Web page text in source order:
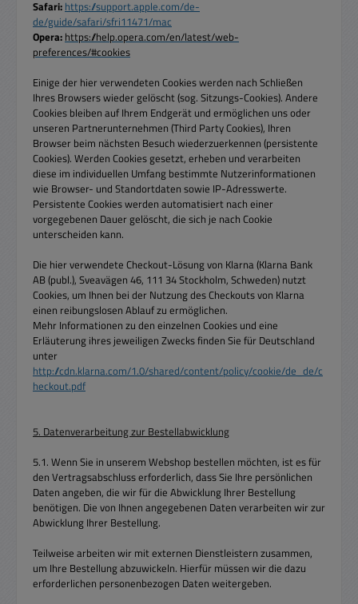
Safari: https://support.apple.com/de-
de/guide/safari/sfri11471/mac
Opera: https://help.opera.com/en/latest/web-
preferences/#cookies
Einige der hier verwendeten Cookies werden nach Schließen
Ihres Browsers wieder gelöscht (sog. Sitzungs-Cookies). Andere
Cookies bleiben auf Ihrem Endgerät und ermöglichen uns oder
unseren Partnerunternehmen (Third Party Cookies), Ihren
Browser beim nächsten Besuch wiederzuerkennen (persistente
Cookies). Werden Cookies gesetzt, erheben und verarbeiten
diese im individuellen Umfang bestimmte Nutzerinformationen
wie Browser- und Standortdaten sowie IP-Adresswerte.
Persistente Cookies werden automatisiert nach einer
vorgegebenen Dauer gelöscht, die sich je nach Cookie
unterscheiden kann.
Die hier verwendete Checkout-Lösung von Klarna (Klarna Bank
AB (publ.), Sveavägen 46, 111 34 Stockholm, Schweden) nutzt
Cookies, um Ihnen bei der Nutzung des Checkouts von Klarna
einen reibungslosen Ablauf zu ermöglichen.
Mehr Informationen zu den einzelnen Cookies und eine
Erläuterung ihres jeweiligen Zwecks finden Sie für Deutschland
unter
http://cdn.klarna.com/1.0/shared/content/policy/cookie/de_de/c
heckout.pdf
5. Datenverarbeitung zur Bestellabwicklung
5.1. Wenn Sie in unserem Webshop bestellen möchten, ist es für
den Vertragsabschluss erforderlich, dass Sie Ihre persönlichen
Daten angeben, die wir für die Abwicklung Ihrer Bestellung
benötigen. Die von Ihnen angegebenen Daten verarbeiten wir zur
Abwicklung Ihrer Bestellung.
Teilweise arbeiten wir mit externen Dienstleistern zusammen,
um Ihre Bestellung abzuwickeln. Hierfür müssen wir die dazu
erforderlichen personenbezogen Daten weitergeben.